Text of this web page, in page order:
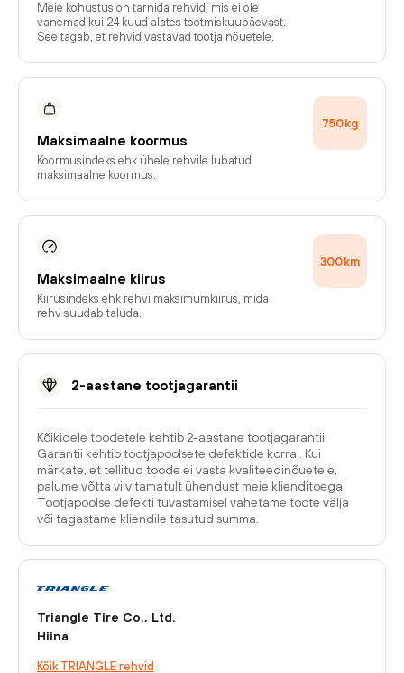
Meie kohustus on tarnida rehvid, mis ei ole
vanemad kui 24 kuud alates tootmiskuupäevast.
See tagab, et rehvid vastavad tootja nõuetele.
Maksimaalne koormus
Koormusindeks ehk ühele rehvile lubatud
maksimaalne koormus.
750kg
Maksimaalne kiirus
Kiirusindeks ehk rehvi maksimumkiirus, mida
rehv suudab taluda.
300km
2-aastane tootjagarantii
Kõikidele toodetele kehtib 2-aastane tootjagarantii.
Garantii kehtib tootjapoolsete defektide korral. Kui
märkate, et tellitud toode ei vasta kvaliteedinõuetele,
palume võtta viivitamatult ühendust meie klienditoega.
Tootjapoolse defekti tuvastamisel vahetame toote välja
või tagastame kliendile tasutud summa.
Triangle Tire Co., Ltd.
Hiina
Kõik TRIANGLE rehvid